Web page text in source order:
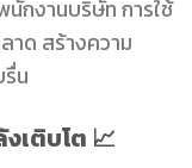
กงานบริษัท การใช้
าด สร้างความ
น
เติบโต 📈